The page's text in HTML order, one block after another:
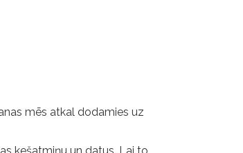
mēs atkal dodamies uz